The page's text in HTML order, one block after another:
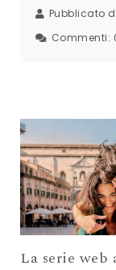
Pubblicato
Commenti:
La serie web